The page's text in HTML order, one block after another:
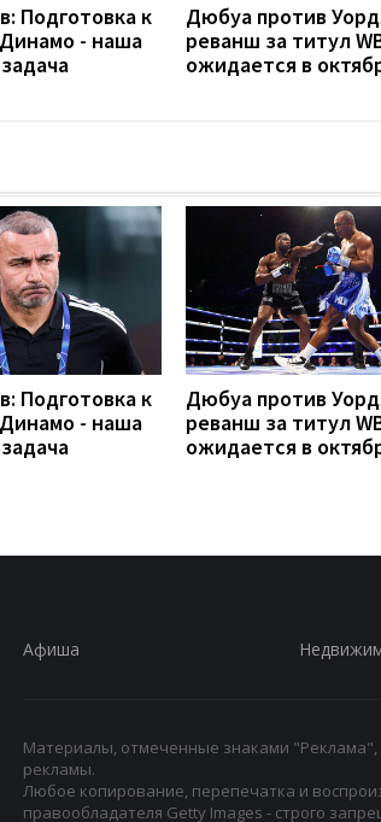
Подготовка к
- наша
Дюбуа против
реванш за титул
ожидается в
Подготовка к
- наша
Дюбуа против
реванш за титул
ожидается в
Афиша
Материалы, отмеченные знаками
рекламы.
Любое копирование, перепечатка и
правообладателя Getty Images - строго